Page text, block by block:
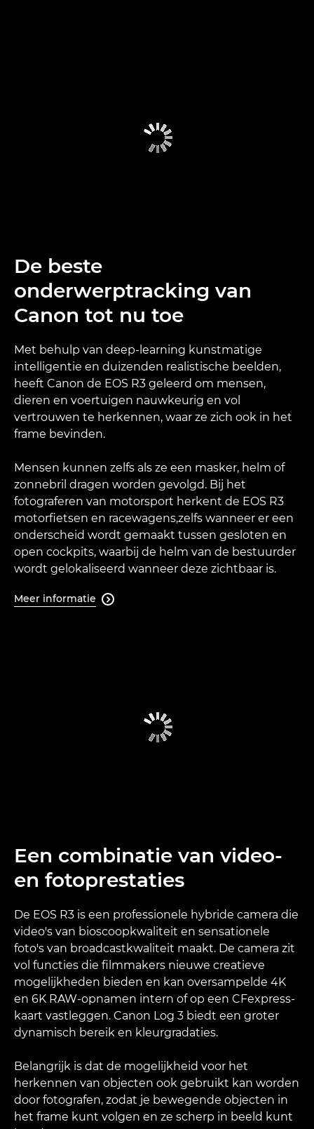
De beste
onderwerptracking van
Canon tot nu toe
Met behulp van deep-learning kunstmatige
intelligentie en duizenden realistische beelden,
heeft Canon de EOS R3 geleerd om mensen,
dieren en voertuigen nauwkeurig en vol
vertrouwen te herkennen, waar ze zich ook in het
frame bevinden.
Mensen kunnen zelfs als ze een masker, helm of
zonnebril dragen worden gevolgd. Bij het
fotograferen van motorsport herkent de EOS R3
motorfietsen en racewagens,zelfs wanneer er een
onderscheid wordt gemaakt tussen gesloten en
open cockpits, waarbij de helm van de bestuurder
wordt gelokaliseerd wanneer deze zichtbaar is.
Meer informatie 
Een combinatie van video-
en fotoprestaties
De EOS R3 is een professionele hybride camera die
video's van bioscoopkwaliteit en sensationele
foto's van broadcastkwaliteit maakt. De camera zit
vol functies die filmmakers nieuwe creatieve
mogelijkheden bieden en kan oversampelde 4K
en 6K RAW-opnamen intern of op een CFexpress-
kaart vastleggen. Canon Log 3 biedt een groter
dynamisch bereik en kleurgradaties.
Belangrijk is dat de mogelijkheid voor het
herkennen van objecten ook gebruikt kan worden
door fotografen, zodat je bewegende objecten in
het frame kunt volgen en ze scherp in beeld kunt